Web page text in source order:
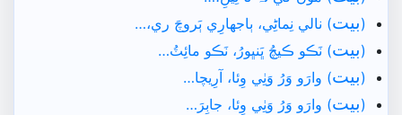
(بيت) نالي نِماڻِي، ٻاجهارِي ٻَروچَ ري،…
(بيت) نَڪو ڪيچُ ڀَنڀورُ، نَڪو مائِٽُ…
(بيت) وارَو وَرُ وَٺِي وِئا، آرِيچا…
(بيت) وارَو وَرُ وَٺِي وِئا، جابِرَ…